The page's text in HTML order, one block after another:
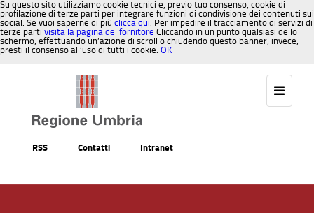
Su questo sito utilizziamo cookie tecnici e, previo tuo consenso, cookie di
profilazione di terze parti per integrare funzioni di condivisione dei contenuti sui
social. Se vuoi saperne di più clicca qui. Per impedire il tracciamento di servizi di
terze parti visita la pagina del fornitore Cliccando in un punto qualsiasi dello
schermo, effettuando un’azione di scroll o chiudendo questo banner, invece,
presti il consenso all’uso di tutti i cookie. OK
RSS Contatti Intranet